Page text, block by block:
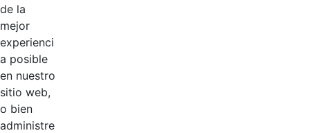
de la
mejor
experienci
a posible
en nuestro
sitio web,
o bien
administre